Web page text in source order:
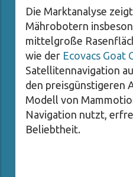
Die Marktanalyse
Mährobotern
mittelgroße
wie der Ecovacs Goat
Satellitennavigation
den preisgünstigeren
Modell von
Navigation nutzt,
Beliebtheit.